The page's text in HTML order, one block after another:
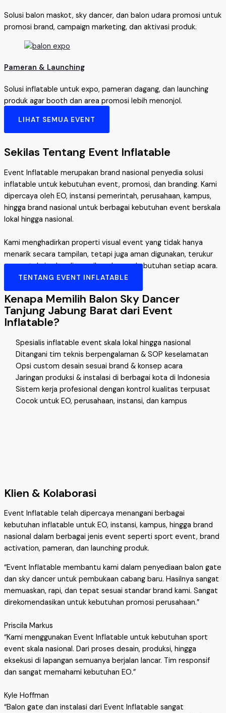
Solusi balon maskot, sky dancer, dan balon udara promosi untuk
promosi brand, campaign marketing, dan aktivasi produk.
Pameran & Launching
Solusi inflatable untuk expo, pameran dagang, dan launching
produk agar booth dan area promosi lebih menonjol.
LIHAT SEMUA EVENT
Sekilas Tentang Event Inflatable
Event Inflatable merupakan brand nasional penyedia solusi
inflatable untuk kebutuhan event, promosi, dan branding. Kami
dipercaya oleh EO, instansi pemerintah, perusahaan, kampus,
hingga brand nasional untuk berbagai kebutuhan event berskala
lokal hingga nasional.
Kami menghadirkan properti visual event yang tidak hanya
menarik secara tampilan, tetapi juga aman digunakan, terukur
secara teknis, dan disesuaikan dengan kebutuhan setiap acara.
TENTANG EVENT INFLATABLE
Kenapa Memilih Balon Sky Dancer
Tanjung Jabung Barat dari Event
Inflatable?
Spesialis inflatable event skala lokal hingga nasional
Ditangani tim teknis berpengalaman & SOP keselamatan
Opsi custom desain sesuai brand & konsep acara
Jaringan produksi & instalasi di berbagai kota di Indonesia
Sistem kerja profesional dengan kontrol kualitas terpusat
Cocok untuk EO, perusahaan, instansi, dan kampus
Klien & Kolaborasi
Event Inflatable telah dipercaya menangani berbagai
kebutuhan inflatable untuk EO, instansi, kampus, hingga brand
nasional dalam berbagai jenis event seperti sport event, brand
activation, pameran, dan launching produk.
“Event Inflatable membantu kami dalam penyediaan balon gate
dan sky dancer untuk pembukaan cabang baru. Hasilnya sangat
memuaskan, rapi, dan tepat sesuai standar brand kami. Sangat
direkomendasikan untuk kebutuhan promosi perusahaan.”
Priscila Markus
“Kami menggunakan Event Inflatable untuk kebutuhan sport
event skala nasional. Dari proses desain, produksi, hingga
eksekusi di lapangan semuanya berjalan lancar. Tim responsif
dan sangat memahami kebutuhan EO.”
Kyle Hoffman
“Balon gate dan instalasi dari Event Inflatable sangat